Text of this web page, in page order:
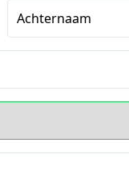
Achternaam